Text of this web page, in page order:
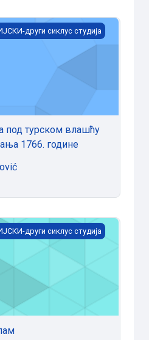
под турском влашћу од
други сиклус студија
под турском влашћу
1766. године
други сиклус студија